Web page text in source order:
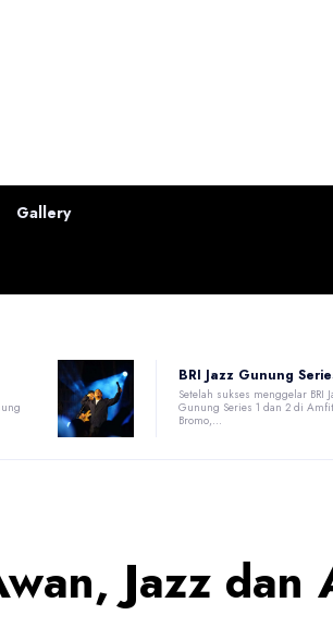
Gallery
BRI Jazz Gunung
Setelah sukses menggelar BRI
Gunung Series 1 dan 2 di
Bromo,...
Jazz dan